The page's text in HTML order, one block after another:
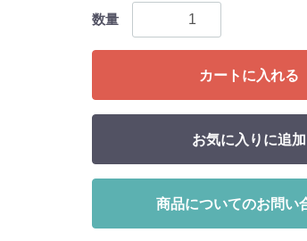
数量
カートに入れる
お気に入りに追加
商品についてのお問い